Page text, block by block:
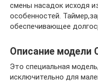
смены насадок исходя
особенностей.
обеспечивающее
Описание модели
Это специальная
исключительно для